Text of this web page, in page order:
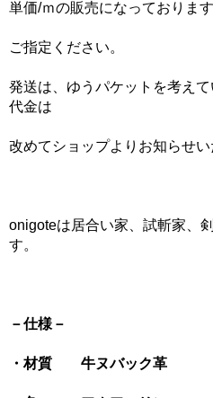
単価/ｍの販売になっておりま
ご指定ください。
発送は、ゆうパケットを考えて
代金は
改めてショップよりお知らせい
onigoteは居合い家、試斬家、
す。
－仕様－
・材質 牛ヌバック革